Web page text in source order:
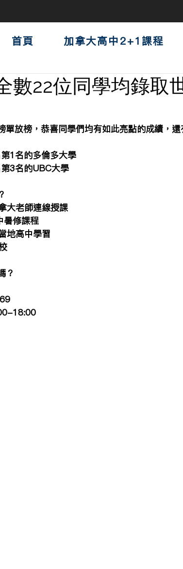
首頁 加拿大高中2+1課程
數22位同學均錄取
單放榜，恭喜同學們均有如此亮點的成績，
1名的多倫多大學
3名的UBC大學
大老師連線授課
暑修課程
地高中學習
？
18:00